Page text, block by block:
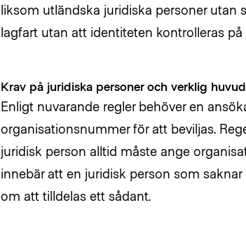
liksom utländska juridiska personer utan
lagfart utan att identiteten kontrolleras
Krav på juridiska personer och verklig
Enligt nuvarande regler behöver en
organisationsnummer för att beviljas.
juridisk person alltid måste ange
innebär att en juridisk person som
om att tilldelas ett sådant.